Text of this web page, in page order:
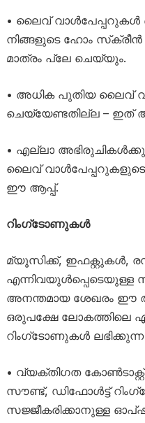
• ലൈവ് വാൾപേപ്പറുകൾ
നിങ്ങളുടെ ഹോം
മാത്രം പ്ലേ ചെയ്യും.
• അധിക പുതിയ ലൈവ്
ചെയ്യേണ്ടതില്ല – ഇത്
• എല്ലാ
ലൈവ്
ഈ ആപ്പ്.
റിംഗ്ടോണുകൾ
മ്യൂസിക്ക്,
അനന്തമായ ശേഖരം ഈ
ഒരുപക്ഷേ ലോകത്തിലെ
റിംഗ്‌ടോണുകൾ
• വ്യക്തിഗത
സൗണ്ട്, ഡിഫോൾട്ട്
സജ്ജീകരിക്കാനുള്ള